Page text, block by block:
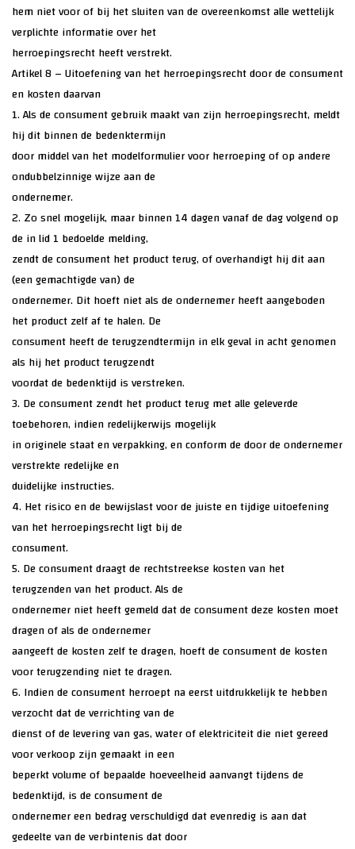
hem niet voor of bij het sluiten van de overeenkomst alle wettelijk
verplichte informatie over het
herroepingsrecht heeft verstrekt.
Artikel 8 – Uitoefening van het herroepingsrecht door de consument
en kosten daarvan
1. Als de consument gebruik maakt van zijn herroepingsrecht, meldt
hij dit binnen de bedenktermijn
door middel van het modelformulier voor herroeping of op andere
ondubbelzinnige wijze aan de
ondernemer.
2. Zo snel mogelijk, maar binnen 14 dagen vanaf de dag volgend op
de in lid 1 bedoelde melding,
zendt de consument het product terug, of overhandigt hij dit aan
(een gemachtigde van) de
ondernemer. Dit hoeft niet als de ondernemer heeft aangeboden
het product zelf af te halen. De
consument heeft de terugzendtermijn in elk geval in acht genomen
als hij het product terugzendt
voordat de bedenktijd is verstreken.
3. De consument zendt het product terug met alle geleverde
toebehoren, indien redelijkerwijs mogelijk
in originele staat en verpakking, en conform de door de ondernemer
verstrekte redelijke en
duidelijke instructies.
4. Het risico en de bewijslast voor de juiste en tijdige uitoefening
van het herroepingsrecht ligt bij de
consument.
5. De consument draagt de rechtstreekse kosten van het
terugzenden van het product. Als de
ondernemer niet heeft gemeld dat de consument deze kosten moet
dragen of als de ondernemer
aangeeft de kosten zelf te dragen, hoeft de consument de kosten
voor terugzending niet te dragen.
6. Indien de consument herroept na eerst uitdrukkelijk te hebben
verzocht dat de verrichting van de
dienst of de levering van gas, water of elektriciteit die niet gereed
voor verkoop zijn gemaakt in een
beperkt volume of bepaalde hoeveelheid aanvangt tijdens de
bedenktijd, is de consument de
ondernemer een bedrag verschuldigd dat evenredig is aan dat
gedeelte van de verbintenis dat door